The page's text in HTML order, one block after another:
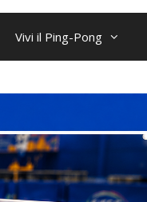
Vivi il Ping-Pong